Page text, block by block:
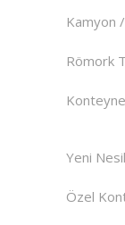
Kamyon
Römork
Yeni
Özel